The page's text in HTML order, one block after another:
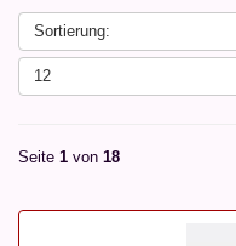
Sortierung:
12
Seite 1 von 18